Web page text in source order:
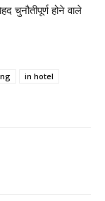
चुनौतीपूर्ण होने वाले
in hotel